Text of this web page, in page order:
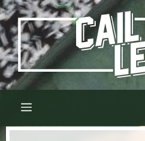
Zum
Inhalt
springen
Menü